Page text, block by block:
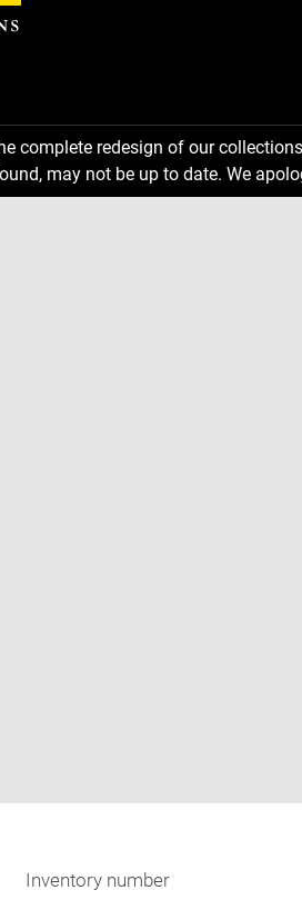
complete redesign of our
may not be up to date. We
Inventory number